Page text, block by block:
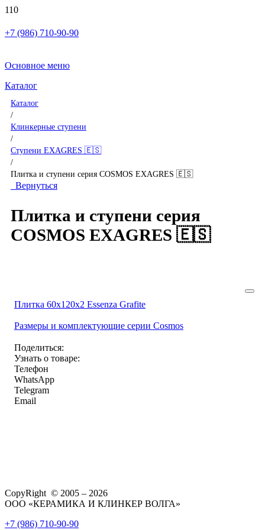
+7 (986) 710-90-90
Основное меню
Каталог
Каталог
/
Клинкерные ступени
/
Ступени EXAGRES 🇪🇸
/
Плитка и ступени серия COSMOS EXAGRES 🇪🇸
Вернуться
Плитка и ступени серия
COSMOS EXAGRES 🇪🇸
Плитка 60x120x2 Essenza Grafite
Размеры и комплектующие серии Cosmos
Поделиться:
Узнать о товаре:
Телефон
WhatsApp
Telegram
Email
CopyRight © 2005 – 2026
ООО «КЕРАМИКА И КЛИНКЕР ВОЛГА»
+7 (986) 710-90-90